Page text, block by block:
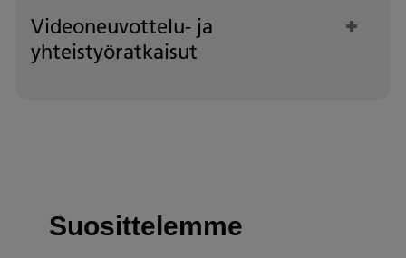
Videoneuvottelu- ja
yhteistyöratkaisut
Suosittelemme